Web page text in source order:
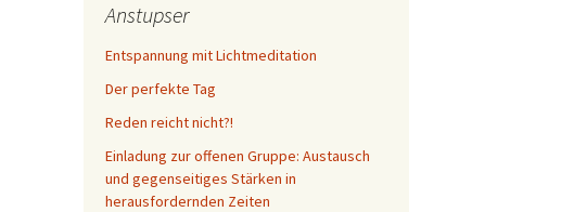
Anstupser
Entspannung mit Lichtmeditation
Der perfekte Tag
Reden reicht nicht?!
Einladung zur offenen Gruppe: Austausch
und gegenseitiges Stärken in
herausfordernden Zeiten